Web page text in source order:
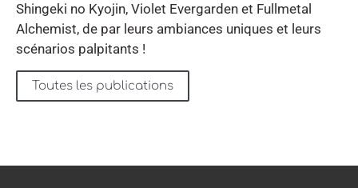
Shingeki no Kyojin, Violet Evergarden et Fullmetal
Alchemist, de par leurs ambiances uniques et leurs
scénarios palpitants !
Toutes les publications